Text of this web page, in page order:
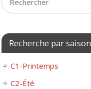
Recherche par saison
C1-Printemps
C2-Été